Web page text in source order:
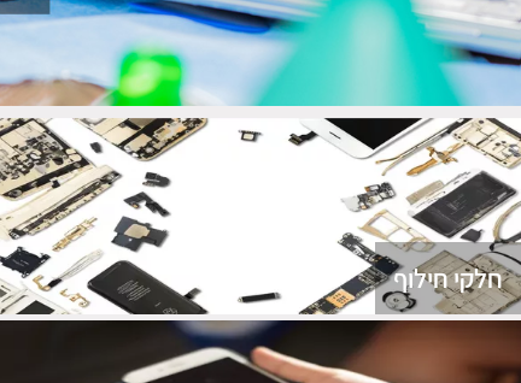
חלקי חילוף